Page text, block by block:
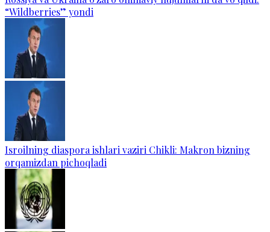
“Wildberries” yondi
Isroilning diaspora ishlari vaziri Chikli: Makron bizning
orqamizdan pichoqladi